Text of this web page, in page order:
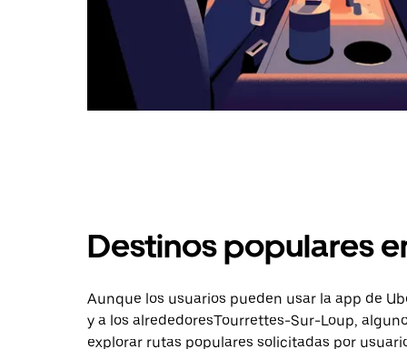
Destinos populares
Aunque los usuarios pueden usar la app de
y a los alrededoresTourrettes-Sur-Loup,
explorar rutas populares solicitadas por